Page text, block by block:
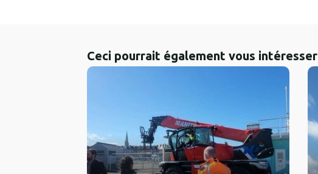
Ceci pourrait également vous intéresser